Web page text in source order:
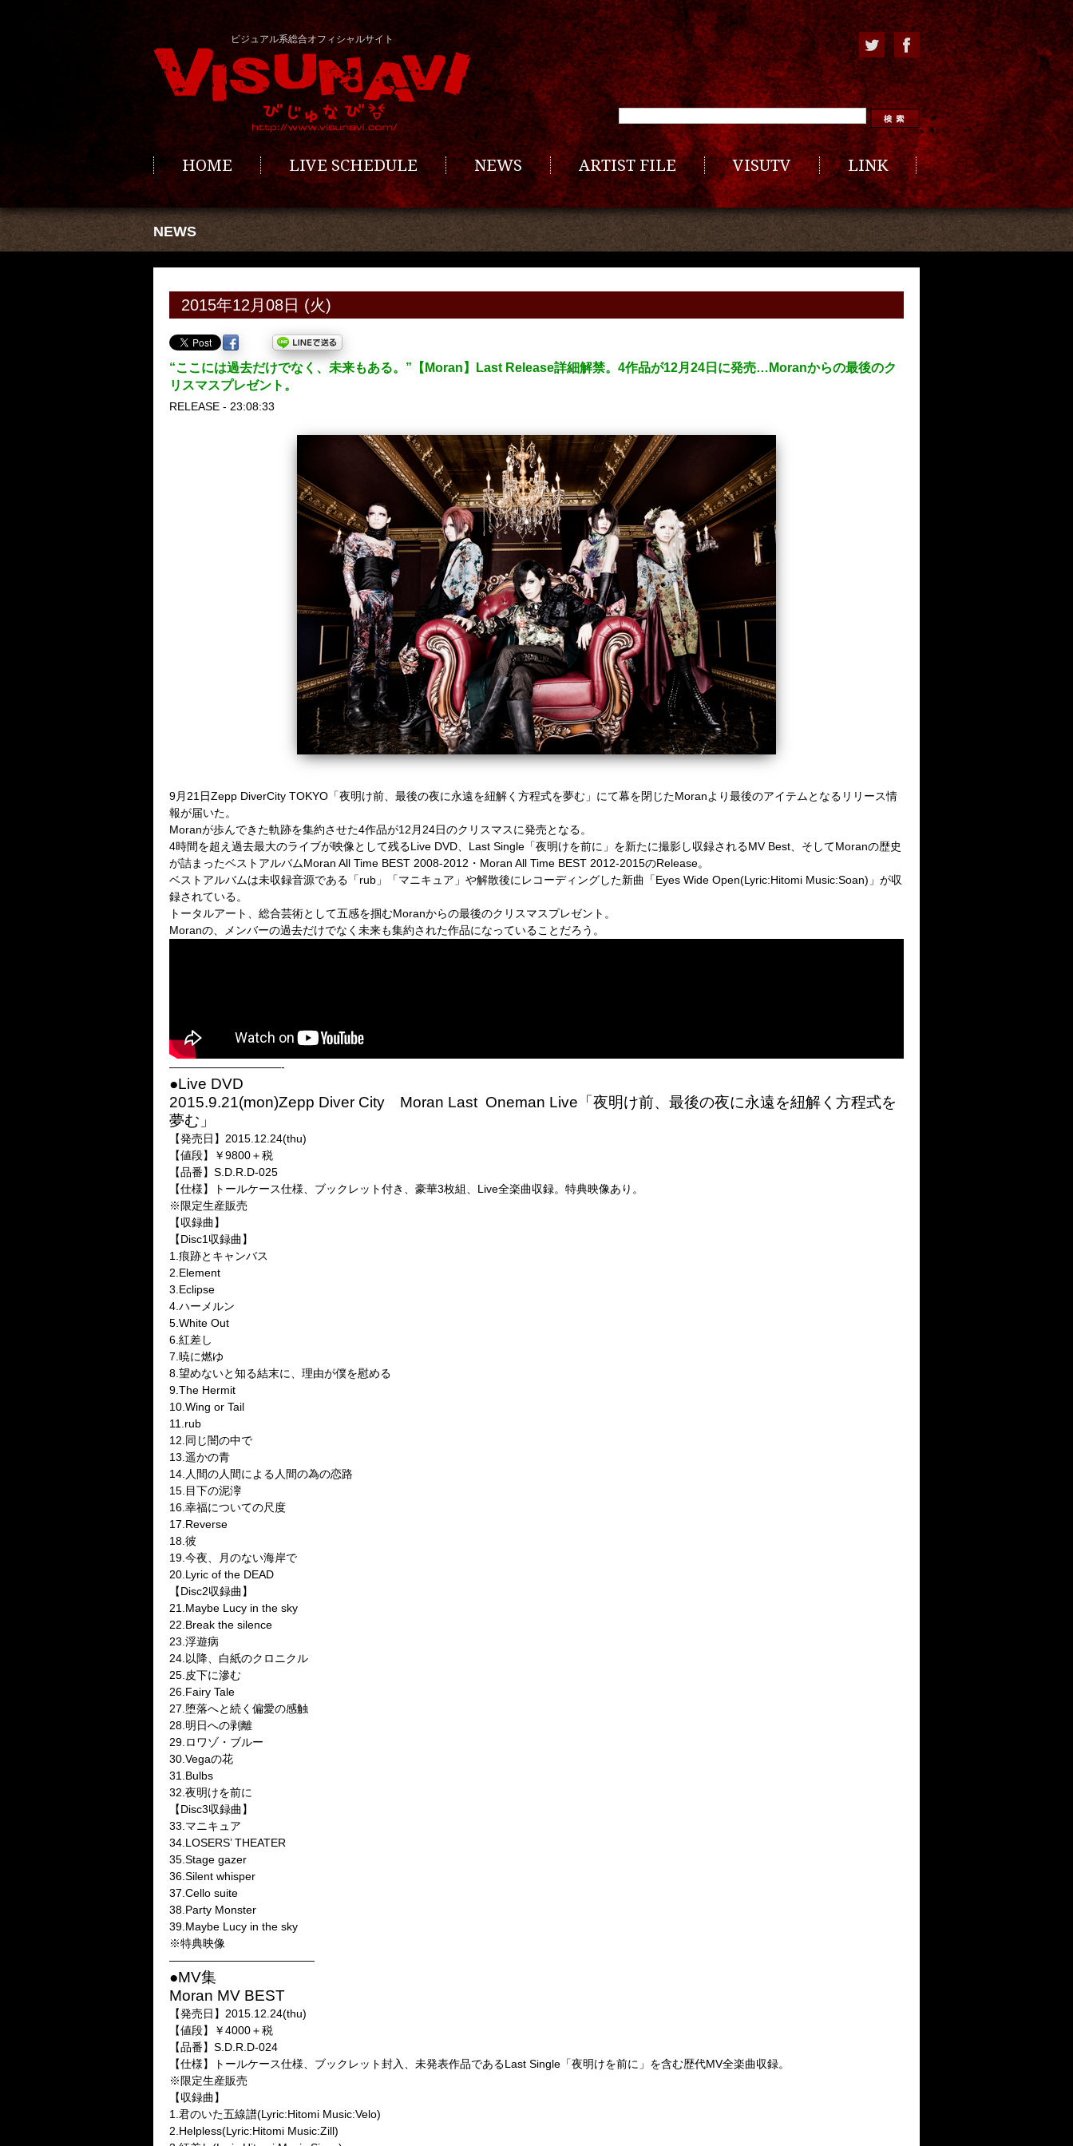
ビジュアル系総合オフィシャルサイト
HOME LIVE SCHEDULE NEWS ARTIST FILE VISUTV LINK
NEWS
2015年12月08日 (火)
“ここには過去だけでなく、未来もある。”【Moran】Last Release詳細解禁。4作品が12月24日に発売…Moranからの最後のク
リスマスプレゼント。
RELEASE - 23:08:33
9月21日Zepp DiverCity TOKYO「夜明け前、最後の夜に永遠を紐解く方程式を夢む」にて幕を閉じたMoranより最後のアイテムとなるリリース情
報が届いた。
Moranが歩んできた軌跡を集約させた4作品が12月24日のクリスマスに発売となる。
4時間を超え過去最大のライブが映像として残るLive DVD、Last Single「夜明けを前に」を新たに撮影し収録されるMV Best、そしてMoranの歴史
が詰まったベストアルバムMoran All Time BEST 2008-2012・Moran All Time BEST 2012-2015のRelease。
ベストアルバムは未収録音源である「rub」「マニキュア」や解散後にレコーディングした新曲「Eyes Wide Open(Lyric:Hitomi Music:Soan)」が収
録されている。
トータルアート、総合芸術として五感を掴むMoranからの最後のクリスマスプレゼント。
Moranの、メンバーの過去だけでなく未来も集約された作品になっていることだろう。
——————————-
●Live DVD
2015.9.21(mon)Zepp Diver City Moran Last Oneman Live「夜明け前、最後の夜に永遠を紐解く方程式を
夢む」
【発売日】2015.12.24(thu)
【値段】￥9800＋税
【品番】S.D.R.D-025
【仕様】トールケース仕様、ブックレット付き、豪華3枚組、Live全楽曲収録。特典映像あり。
※限定生産販売
【収録曲】
【Disc1収録曲】
1.痕跡とキャンバス
2.Element
3.Eclipse
4.ハーメルン
5.White Out
6.紅差し
7.暁に燃ゆ
8.望めないと知る結末に、理由が僕を慰める
9.The Hermit
10.Wing or Tail
11.rub
12.同じ闇の中で
13.遥かの青
14.人間の人間による人間の為の恋路
15.目下の泥濘
16.幸福についての尺度
17.Reverse
18.彼
19.今夜、月のない海岸で
20.Lyric of the DEAD
【Disc2収録曲】
21.Maybe Lucy in the sky
22.Break the silence
23.浮遊病
24.以降、白紙のクロニクル
25.皮下に滲む
26.Fairy Tale
27.堕落へと続く偏愛の感触
28.明日への剥離
29.ロワゾ・ブルー
30.Vegaの花
31.Bulbs
32.夜明けを前に
【Disc3収録曲】
33.マニキュア
34.LOSERS’ THEATER
35.Stage gazer
36.Silent whisper
37.Cello suite
38.Party Monster
39.Maybe Lucy in the sky
※特典映像
—————————————
●MV集
Moran MV BEST
【発売日】2015.12.24(thu)
【値段】￥4000＋税
【品番】S.D.R.D-024
【仕様】トールケース仕様、ブックレット封入、未発表作品であるLast Single「夜明けを前に」を含む歴代MV全楽曲収録。
※限定生産販売
【収録曲】
1.君のいた五線譜(Lyric:Hitomi Music:Velo)
2.Helpless(Lyric:Hitomi Music:Zill)